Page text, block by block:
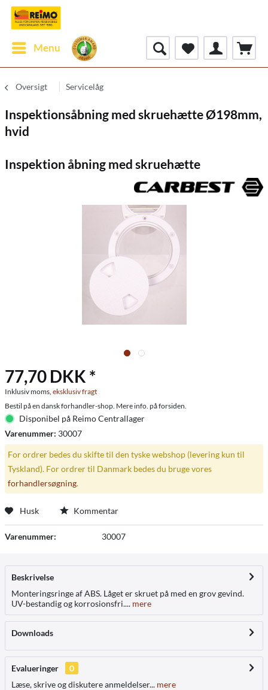
Menu
Oversigt Servicelåg
Inspektionsåbning med skruehætte Ø198mm,
hvid
Inspektion åbning med skruehætte
77,70 DKK *
Inklusiv moms, eksklusiv fragt
Bestil på en dansk forhandler-shop. Mere info. på forsiden.
Disponibel på Reimo Centrallager
Varenummer: 30007
For ordrer bedes du skifte til den tyske webshop (levering kun til
Tyskland). For ordrer til Danmark bedes du bruge vores
forhandlersøgning.
Husk Kommentar
Varenummer: 30007
Beskrivelse
Monteringsringe af ABS. Låget er skruet på med en grov gevind.
UV-bestandig og korrosionsfri.... mere
Downloads
Evalueringer
0
Læse, skrive og diskutere anmeldelser... mere